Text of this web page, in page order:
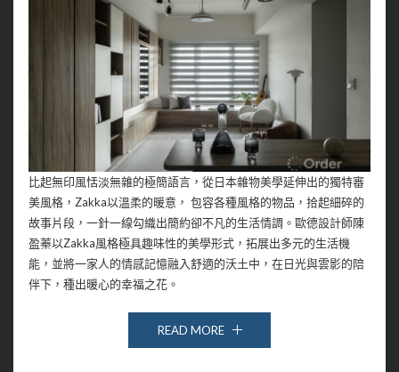
比起無印風恬淡無雜的極簡語言，從日本雜物美學延伸出的獨特審
美風格，Zakka以溫柔的暖意， 包容各種風格的物品，拾起細碎的
故事片段，一針一線勾織出簡約卻不凡的生活情調。歐德設計師陳
盈蓁以Zakka風格極具趣味性的美學形式，拓展出多元的生活機
能，並將一家人的情感記憶融入舒適的沃土中，在日光與雲影的陪
伴下，種出暖心的幸福之花。
READ MORE